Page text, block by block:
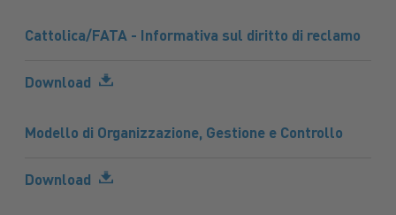
Cattolica/FATA - Informativa sul diritto di reclamo
Download
Modello di Organizzazione, Gestione e Controllo
Download